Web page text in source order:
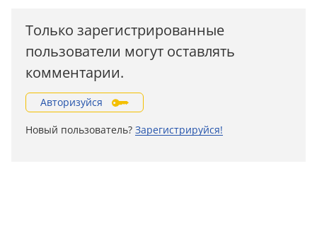
Только зарегистрированные
пользователи могут оставлять
комментарии.
Авторизуйся
Новый пользователь? Зарегистрируйся!